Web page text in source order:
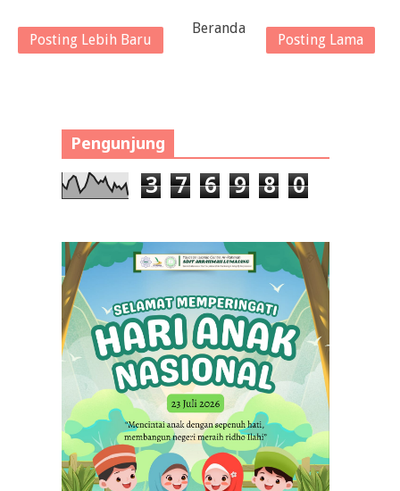
Posting Lebih Baru Posting Lama
Beranda
Pengunjung
3 7 6 9 8 0